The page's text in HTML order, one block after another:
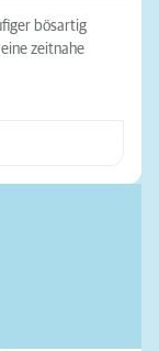
bösartig
zeitnahe